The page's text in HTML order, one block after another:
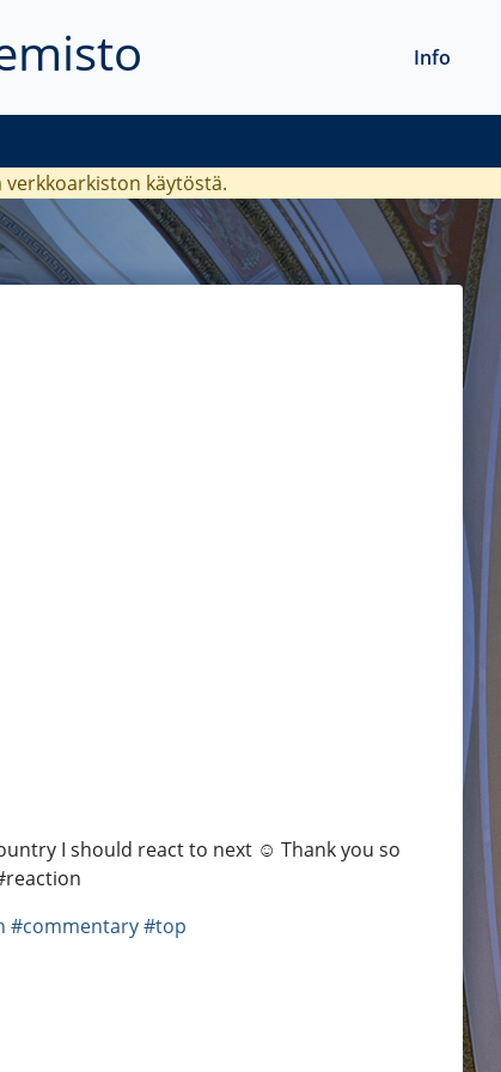
Info
verkkoarkiston käytöstä.
I should react to next ☺️ Thank you so
#commentary#top